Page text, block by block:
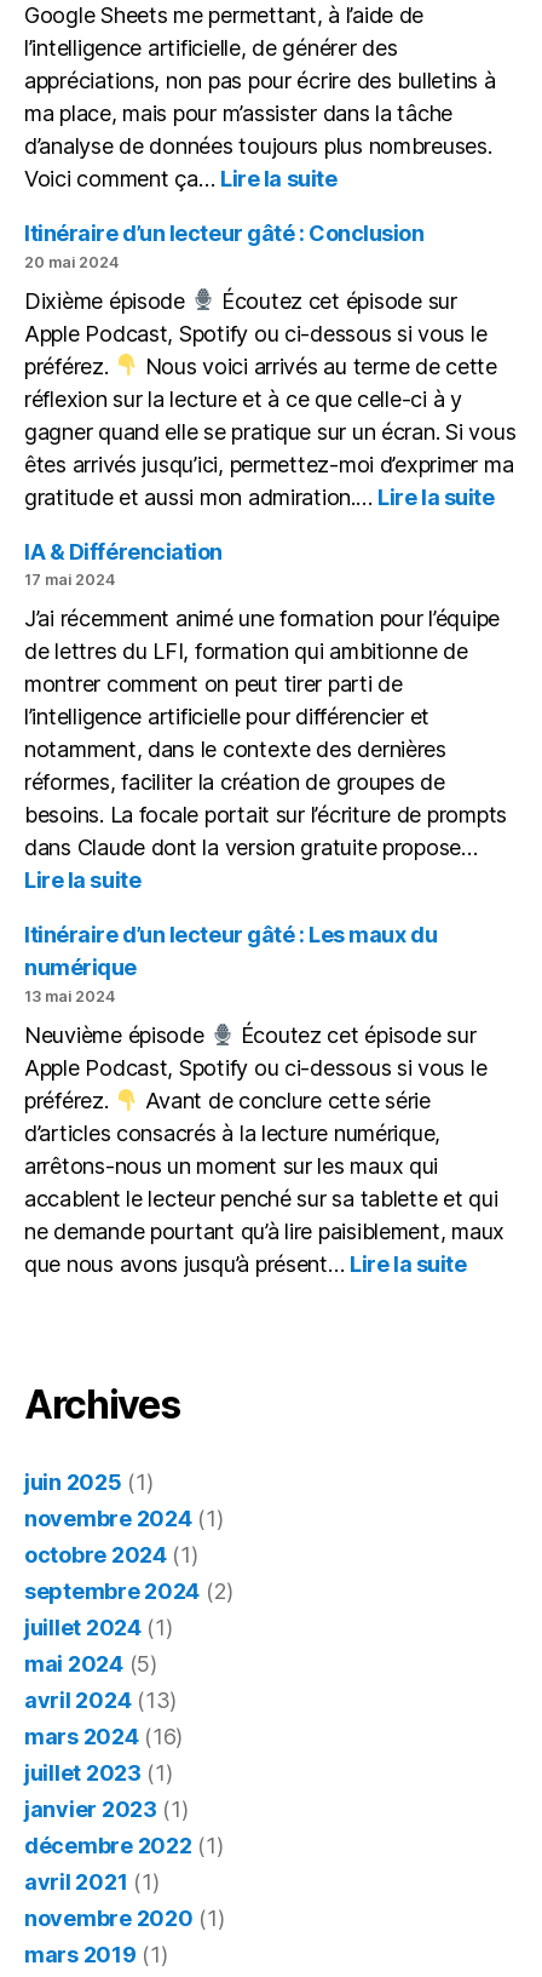
Google Sheets me permettant, à l’aide de
l’intelligence artificielle, de générer des
appréciations, non pas pour écrire des bulletins à
ma place, mais pour m’assister dans la tâche
d’analyse de données toujours plus nombreuses.
Voici comment ça… Lire la suite:
pour
pour
remplacer
Itinéraire d’un lecteur gâté : Conclusion
20 mai 2024
Dixième épisode
Écoutez cet épisode sur
Apple Podcast, Spotify ou ci-dessous si vous le
préférez.
Nous voici arrivés au terme de cette
réflexion sur la lecture et à ce que celle-ci à y
gagner quand elle se pratique sur un écran. Si vous
êtes arrivés jusqu’ici, permettez-moi d’exprimer ma
gratitude et aussi mon admiration.… Lire la suite:
IA & Différenciation
17 mai 2024
J’ai récemment animé une formation pour l’équipe
de lettres du LFI, formation qui ambitionne de
montrer comment on peut tirer parti de
l’intelligence artificielle pour différencier et
notamment, dans le contexte des dernières
réformes, faciliter la création de groupes de
besoins. La focale portait sur l’écriture de prompts
dans Claude dont la version gratuite propose…
Lire la suite:
&
Différenciation
Itinéraire d’un lecteur gâté : Les maux du
numérique
13 mai 2024
Neuvième épisode
Écoutez cet épisode sur
Apple Podcast, Spotify ou ci-dessous si vous le
préférez.
Avant de conclure cette série
d’articles consacrés à la lecture numérique,
arrêtons-nous un moment sur les maux qui
accablent le lecteur penché sur sa tablette et qui
ne demande pourtant qu’à lire paisiblement, maux
que nous avons jusqu’à présent… Lire la suite:
Archives
juin 2025 (1)
novembre 2024(1)
octobre 2024(1)
septembre 2024 (2)
juillet 2024(1)
mai 2024(5)
avril 2024(13)
mars 2024(16)
juillet 2023 (1)
janvier 2023 (1)
décembre 2022 (1)
avril 2021 (1)
novembre 2020 (1)
mars 2019 (1)